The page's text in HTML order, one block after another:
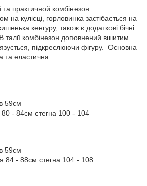
практичной комбінезон
кулісці, горловинка застібається на
кенгуру, також є додаткові бічні
комбінезон доповнений вшитим
підкреслюючи фігуру. Основна
та еластична.
59см
80 - 84см стегна 100 - 104
59см
84 - 88см стегна 104 - 108